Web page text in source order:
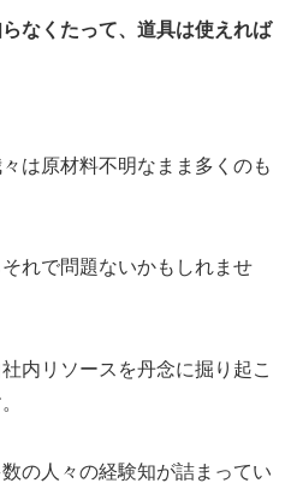
なくたって、道具は使えれば
は原材料不明なまま多くのも
れで問題ないかもしれませ
内リソースを丹念に掘り起こ
の人々の経験知が詰まってい